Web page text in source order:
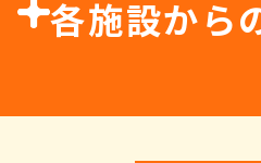
各施設から